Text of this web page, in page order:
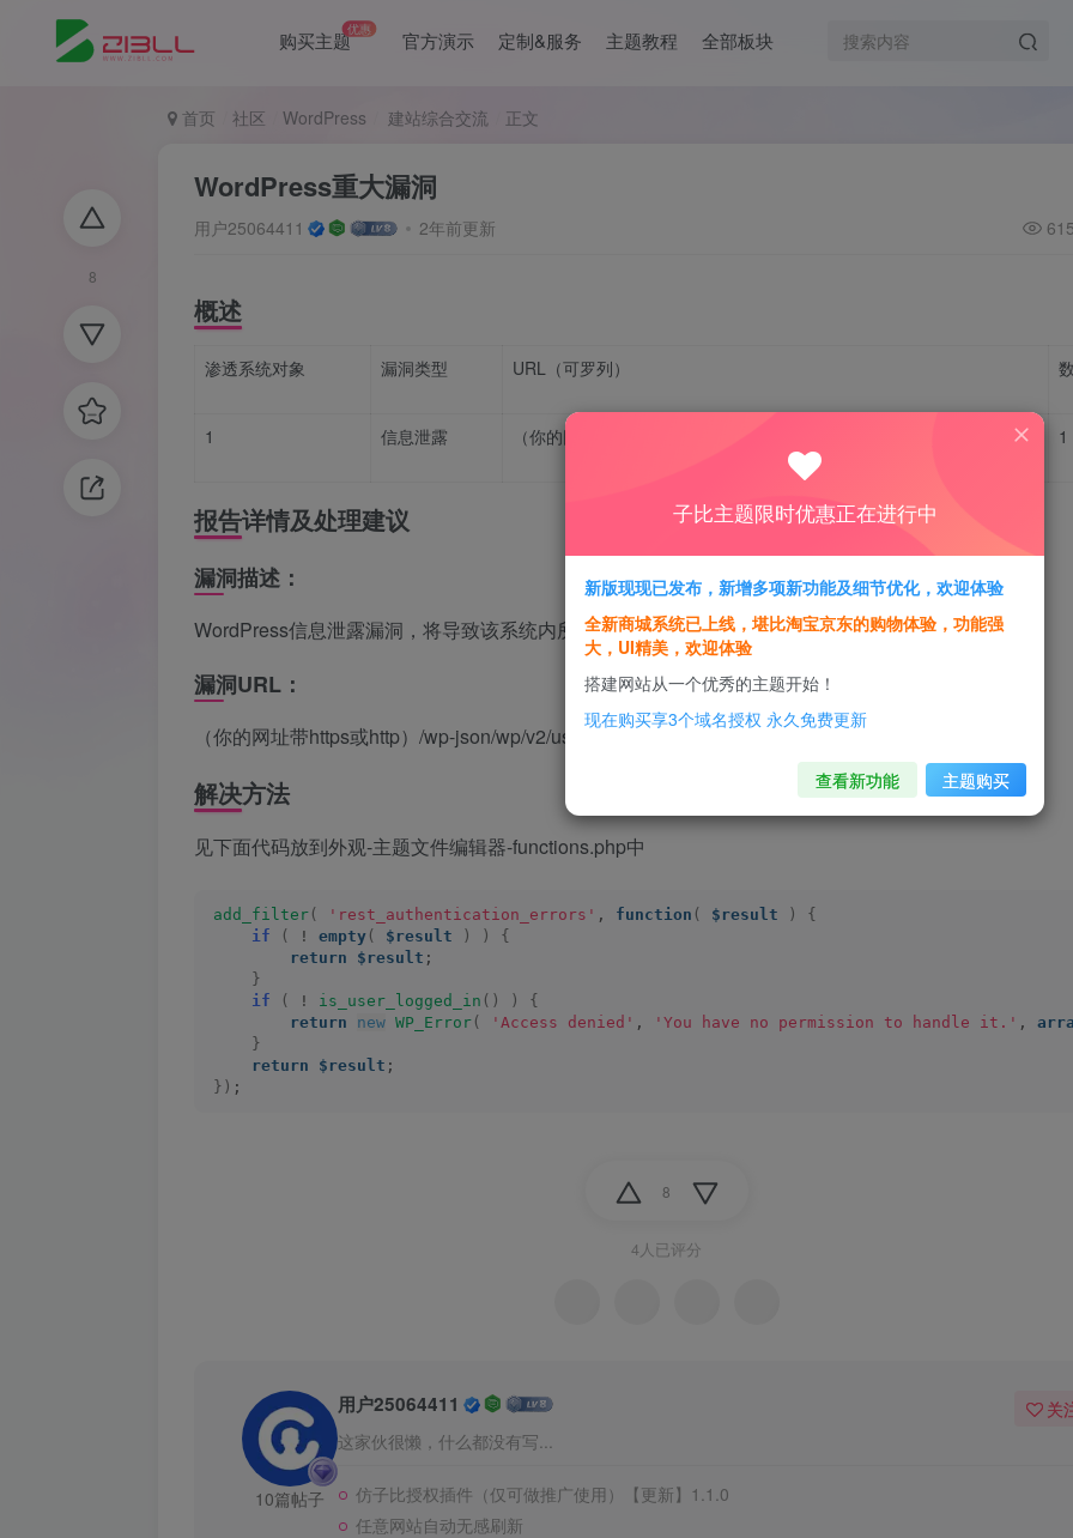
购买主题优惠 官方演示 定制&服务 主题教程 全部板块
8
首页 社区 WordPress 建站综合交流 正文
WordPress重大漏洞
用户25064411 2年前更新
概述
渗透系统对象 漏洞类型 URL（可罗列）
1 信息泄露 （你的网址带https或http）/wp-json/wp/v2/users 1
报告详情及处理建议
漏洞描述：
WordPress信息泄露漏洞，将导致该系统内所有的用户信息泄露，并且会泄露相关个人的敏感信息。
漏洞URL：
（你的网址带https或http）/wp-json/wp/v2/users
解决方法
见下面代码放到外观-主题文件编辑器-functions.php中
add_filter ( 'rest_authentication_errors' , function ( $result )
{
if
( ! empty ( $result ) )
{
return
$result ;
}
if
( ! is_user_logged_in () )
{
return
new WP_Error ( 'Access denied' , 'You have no permission to handle it.' ,
}
return
$result ;
}) ;
8
4人已评分
10篇帖子
用户25064411
这家伙很懒，什么都没有写...
关
仿子比授权插件（仅可做推广使用）【更新】1.1.0
任意网站自动无感刷新
子比主题限时优惠正在进行中
新版现现已发布，新增多项新功能及细节优化，欢迎体验
全新商城系统已上线，堪比淘宝京东的购物体验，功能强
大，UI精美，欢迎体验
搭建网站从一个优秀的主题开始！
现在购买享3个域名授权 永久免费更新
查看新功能 主题购买